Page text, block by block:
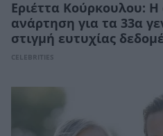
Εριέττα Κούρκουλου: Η
ανάρτηση για τα 33α
στιγμή ευτυχίας
CELEBRITIES